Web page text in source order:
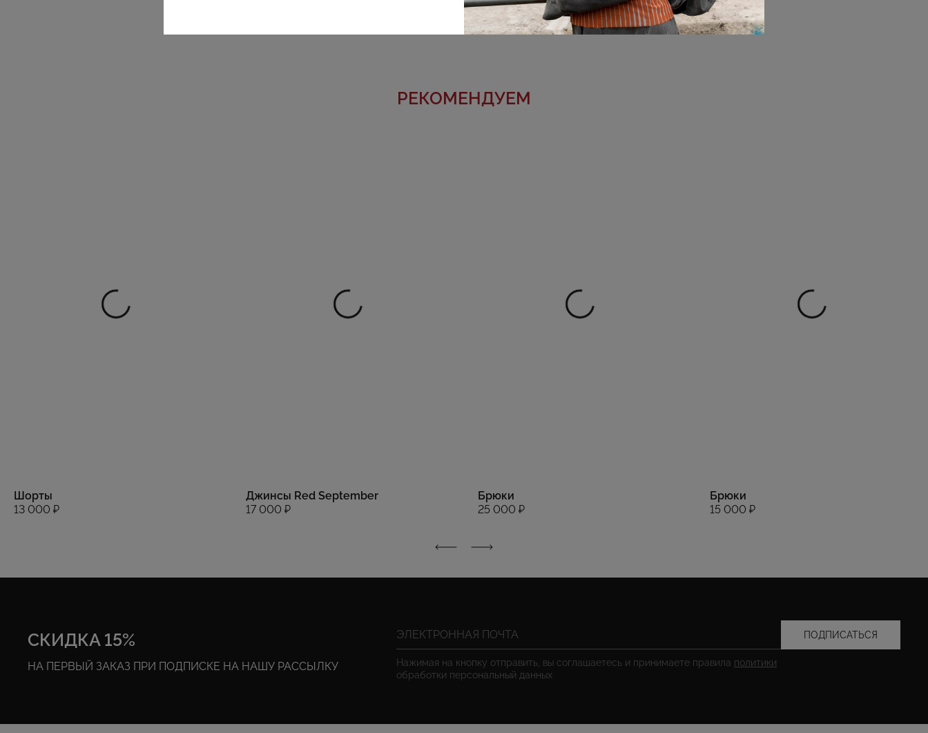
РЕКОМЕНДУЕМ
Шорты
13 000 ₽
Джинсы Red September
17 000 ₽
Брюки
25 000 ₽
Брюки
15 000 ₽
СКИДКА 15%
НА ПЕРВЫЙ ЗАКАЗ ПРИ ПОДПИСКЕ НА НАШУ РАССЫЛКУ
ПОДПИСАТЬСЯ
Нажимая на кнопку отправить, вы соглашаетесь и принимаете правила политики
обработки персональный данных